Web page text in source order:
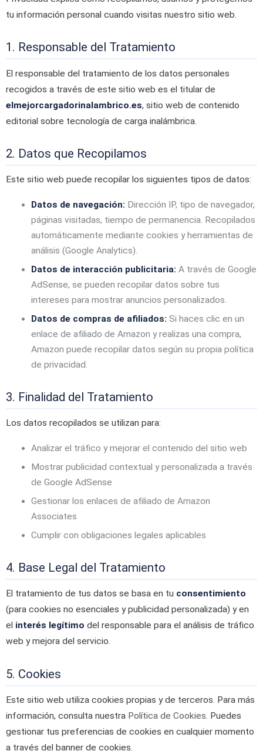
tu información personal cuando visitas nuestro sitio web.
1. Responsable del Tratamiento
El responsable del tratamiento de los datos personales
recogidos a través de este sitio web es el titular de
elmejorcargadorinalambrico.es, sitio web de contenido
editorial sobre tecnología de carga inalámbrica.
2. Datos que Recopilamos
Este sitio web puede recopilar los siguientes tipos de datos:
Datos de navegación: Dirección IP, tipo de navegador,
páginas visitadas, tiempo de permanencia. Recopilados
automáticamente mediante cookies y herramientas de
análisis (Google Analytics).
Datos de interacción publicitaria: A través de Google
AdSense, se pueden recopilar datos sobre tus
intereses para mostrar anuncios personalizados.
Datos de compras de afiliados: Si haces clic en un
enlace de afiliado de Amazon y realizas una compra,
Amazon puede recopilar datos según su propia política
de privacidad.
3. Finalidad del Tratamiento
Los datos recopilados se utilizan para:
Analizar el tráfico y mejorar el contenido del sitio web
Mostrar publicidad contextual y personalizada a través
de Google AdSense
Gestionar los enlaces de afiliado de Amazon
Associates
Cumplir con obligaciones legales aplicables
4. Base Legal del Tratamiento
El tratamiento de tus datos se basa en tu consentimiento
(para cookies no esenciales y publicidad personalizada) y en
el interés legítimo del responsable para el análisis de tráfico
web y mejora del servicio.
5. Cookies
Este sitio web utiliza cookies propias y de terceros. Para más
información, consulta nuestra Política de Cookies. Puedes
gestionar tus preferencias de cookies en cualquier momento
a través del banner de cookies.